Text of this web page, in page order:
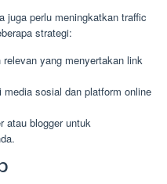
juga perlu meningkatkan traffic
strategi:
yang menyertakan link
sosial dan platform online
atau blogger untuk